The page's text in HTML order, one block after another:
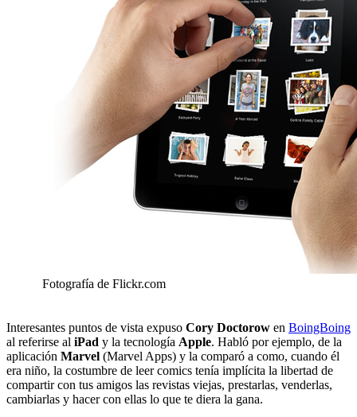
Fotografía de Flickr.com
Interesantes puntos de vista expuso Cory Doctorow en BoingBoing
al referirse al iPad y la tecnología Apple. Habló por ejemplo, de la
aplicación Marvel (Marvel Apps) y la comparó a como, cuando él
era niño, la costumbre de leer comics tenía implícita la libertad de
compartir con tus amigos las revistas viejas, prestarlas, venderlas,
cambiarlas y hacer con ellas lo que te diera la gana.